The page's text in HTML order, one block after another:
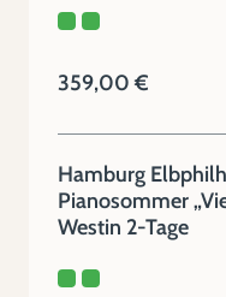
359,00 €
Hamburg
Pianosommer
Westin 2-Tage